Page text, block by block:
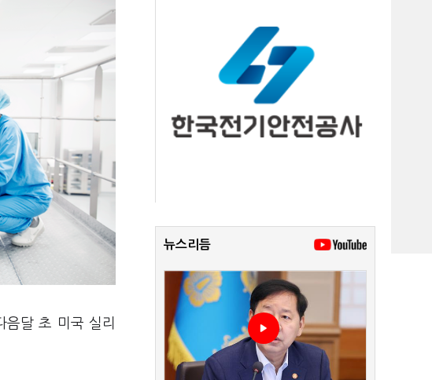
음달 초 미국 실리
뉴스리듬